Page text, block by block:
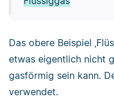
Das obere Beispiel
etwas eigentlich nicht
gasförmig sein kann.
verwendet.